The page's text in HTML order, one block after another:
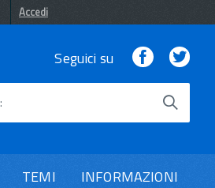
Accedi
Seguici su Facebook
TEMI INFORMAZIONI